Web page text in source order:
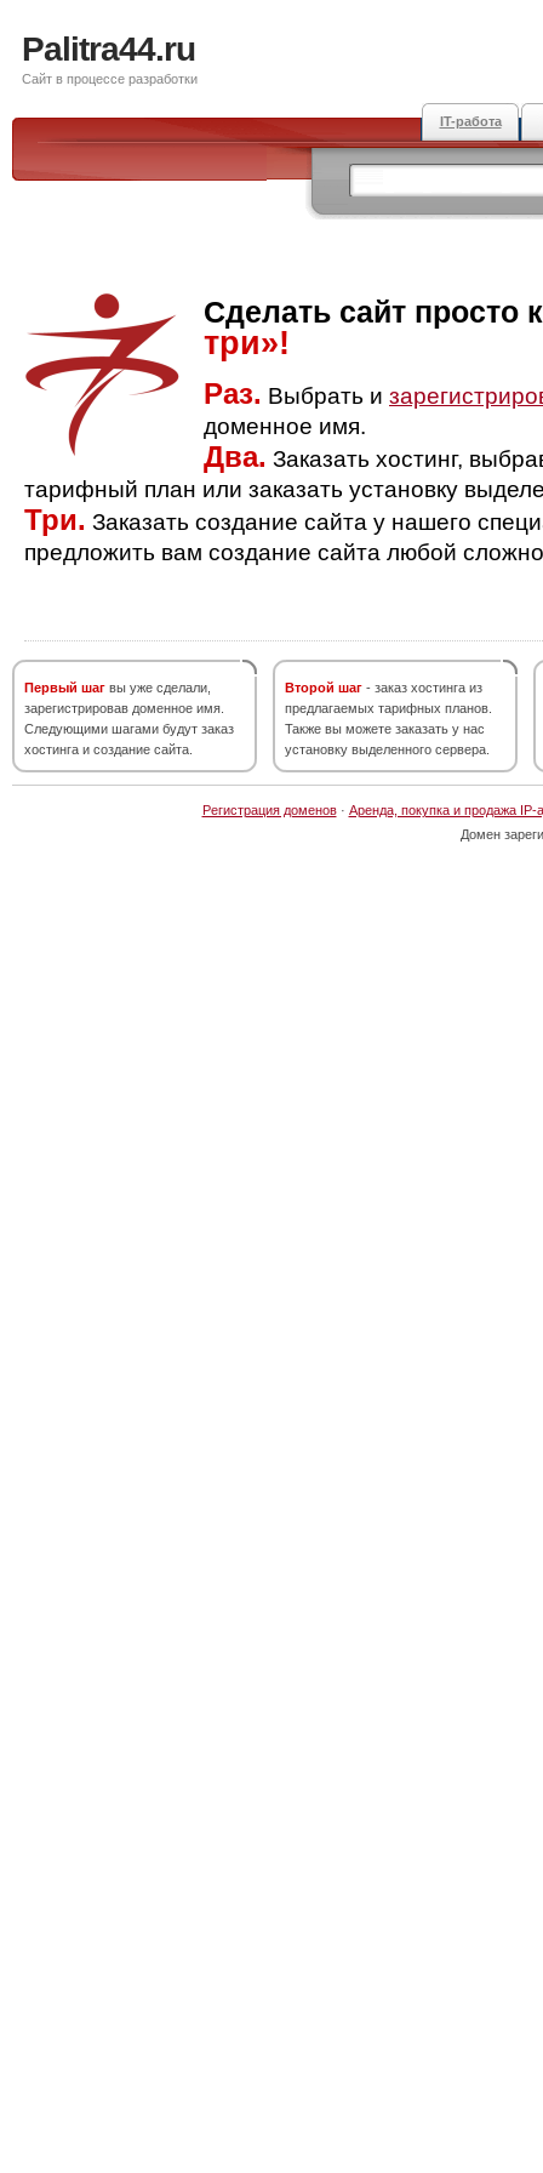
Palitra44.ru
Сайт в процессе разработки
IT-работа
Сделать сайт просто
три»!
Раз. Выбрать и
доменное имя.
Два. Заказать хостинг,
тарифный план или заказать установку
Три. Заказать создание сайта у нашего
предложить вам создание сайта любой
Первый шаг вы уже сделали,
зарегистрировав доменное имя.
Следующими шагами будут заказ
хостинга и создание сайта.
Второй шаг - заказ хостинга из
предлагаемых тарифных планов.
Также вы можете заказать у нас
установку выделенного сервера.
Регистрация доменов· Аренда, покупка и продажа IP-
Домен